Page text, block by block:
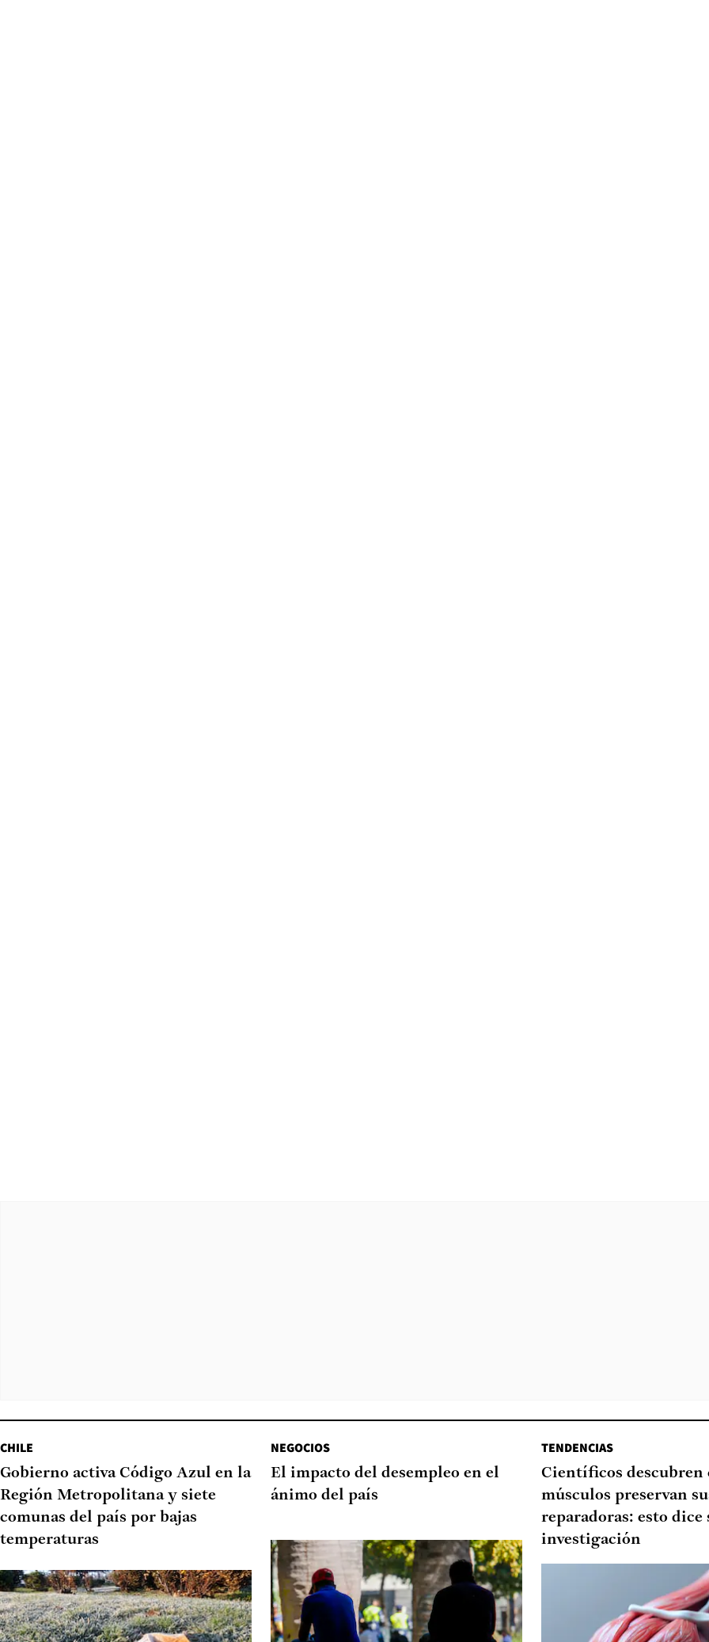
CHILE
Gobierno activa Código Azul en la
Región Metropolitana y siete
comunas del país por bajas
temperaturas
NEGOCIOS
El impacto del desempleo en el
ánimo del país
TENDENCIAS
Científicos descubren
músculos preservan
reparadoras: esto dice
investigación